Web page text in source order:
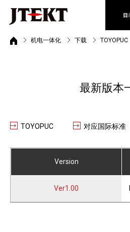
目
机电一体化 下载 TOYOPUC
最新版本
TOYOPUC 对应国际标准
Version
Ver1.00